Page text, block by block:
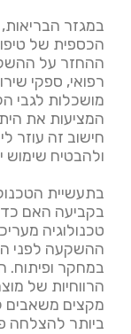
הכספית של
ההחזר על
רפואי, ספקי
מושכלות לגבי
המציעות את
חישוב זה עוזר
ולהבטיח שימוש
בקביעה האם
טכנולוגיה
ההשקעה לפני
במחקר ופיתוח.
הרווחיות של
מקצים משאבים
ביותר להצלחה